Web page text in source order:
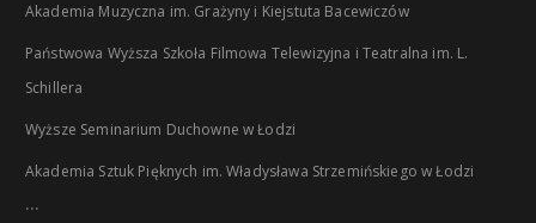
Akademia Muzyczna im. Grażyny i Kiejstuta Bacewiczów
Państwowa Wyższa Szkoła Filmowa Telewizyjna i Teatralna im. L.
Schillera
Wyższe Seminarium Duchowne w Łodzi
Akademia Sztuk Pięknych im. Władysława Strzemińskiego w Łodzi
...